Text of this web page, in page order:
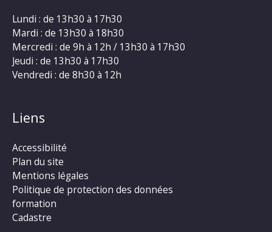
Lundi : de 13h30 à 17h30
Mardi : de 13h30 à 18h30
Mercredi : de 9h à 12h / 13h30 à 17h30
Jeudi : de 13h30 à 17h30
Vendredi : de 8h30 à 12h
Liens
Accessibilité
Plan du site
Mentions légales
Politique de protection des données
formation
Cadastre